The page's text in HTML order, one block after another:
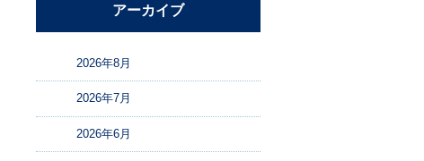
アーカイブ
2026年8月
2026年7月
2026年6月